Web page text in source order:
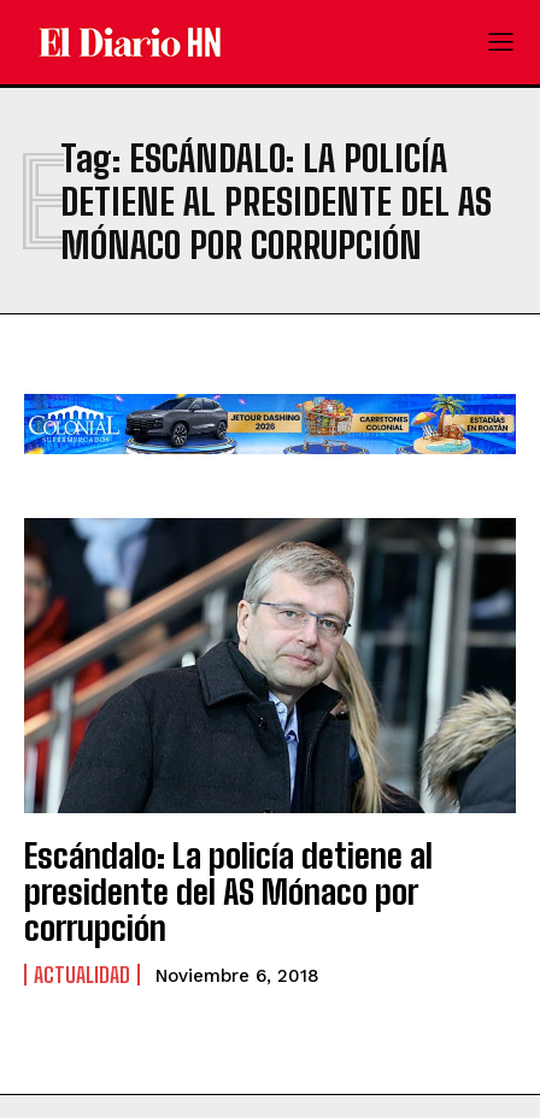
Tag: ESCÁNDALO: LA POLICÍA
DETIENE AL PRESIDENTE DEL AS
MÓNACO POR CORRUPCIÓN
E
Escándalo: La policía detiene al
presidente del AS Mónaco por
corrupción
ACTUALIDAD Noviembre 6, 2018